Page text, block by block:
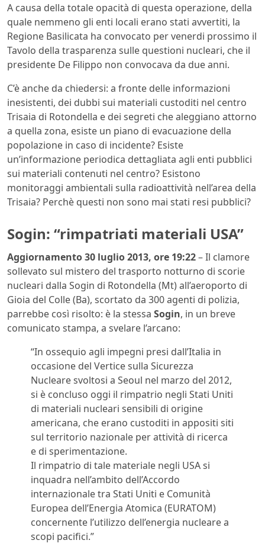
A causa della totale opacità di questa operazione, della
quale nemmeno gli enti locali erano stati avvertiti, la
Regione Basilicata ha convocato per venerdi prossimo il
Tavolo della trasparenza sulle questioni nucleari, che il
presidente De Filippo non convocava da due anni.
C’è anche da chiedersi: a fronte delle informazioni
inesistenti, dei dubbi sui materiali custoditi nel centro
Trisaia di Rotondella e dei segreti che aleggiano attorno
a quella zona, esiste un piano di evacuazione della
popolazione in caso di incidente? Esiste
un’informazione periodica dettagliata agli enti pubblici
sui materiali contenuti nel centro? Esistono
monitoraggi ambientali sulla radioattività nell’area della
Trisaia? Perchè questi non sono mai stati resi pubblici?
Sogin: “rimpatriati materiali USA”
Aggiornamento 30 luglio 2013, ore 19:22– Il clamore
sollevato sul mistero del trasporto notturno di scorie
nucleari dalla Sogin di Rotondella (Mt) all’aeroporto di
Gioia del Colle (Ba), scortato da 300 agenti di polizia,
parrebbe così risolto: è la stessa Sogin, in un breve
comunicato stampa, a svelare l’arcano:
“In ossequio agli impegni presi dall’Italia in
occasione del Vertice sulla Sicurezza
Nucleare svoltosi a Seoul nel marzo del 2012,
si è concluso oggi il rimpatrio negli Stati Uniti
di materiali nucleari sensibili di origine
americana, che erano custoditi in appositi siti
sul territorio nazionale per attività di ricerca
e di sperimentazione.
Il rimpatrio di tale materiale negli USA si
inquadra nell’ambito dell’Accordo
internazionale tra Stati Uniti e Comunità
Europea dell’Energia Atomica (EURATOM)
concernente l’utilizzo dell’energia nucleare a
scopi pacifici.”